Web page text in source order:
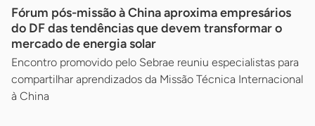
Fórum pós-missão à China aproxima empresários
do DF das tendências que devem transformar o
mercado de energia solar
Encontro promovido pelo Sebrae reuniu especialistas para
compartilhar aprendizados da Missão Técnica Internacional
à China